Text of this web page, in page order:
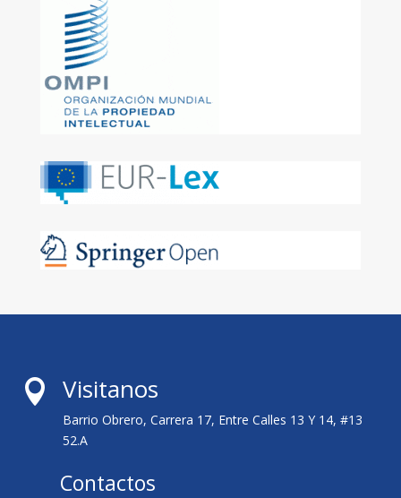
 Visitanos
Barrio Obrero, Carrera 17, Entre Calles 13 Y 14, #13
52.A
Contactos